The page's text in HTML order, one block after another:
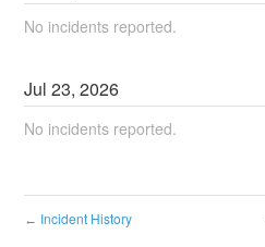
No incidents reported.
Jul23,2026
No incidents reported.
← Incident History